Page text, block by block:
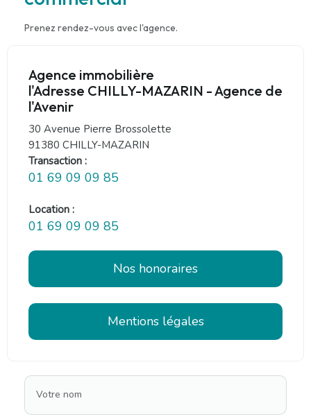
Prenez rendez-vous avec l'agence.
Agence immobilière
l'Adresse CHILLY-MAZARIN - Agence de
l'Avenir
30 Avenue Pierre Brossolette
91380 CHILLY-MAZARIN
Transaction :
01 69 09 09 85
Location :
01 69 09 09 85
Nos honoraires
Mentions légales
Votre nom